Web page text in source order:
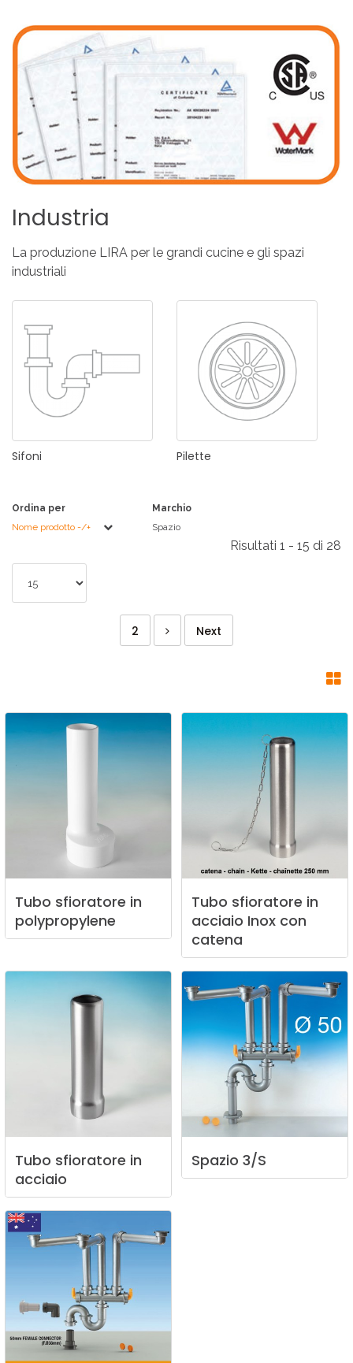
Industria
La produzione LIRA per le grandi cucine e gli spazi
industriali
Sifoni Pilette
Ordina per
Nome prodotto -/+
Marchio
Spazio
Risultati 1 - 15 di 28
2 Next
Tubo sfioratore in
polypropylene
Tubo sfioratore in
acciaio Inox con
catena
Tubo sfioratore in
acciaio
Spazio 3/S